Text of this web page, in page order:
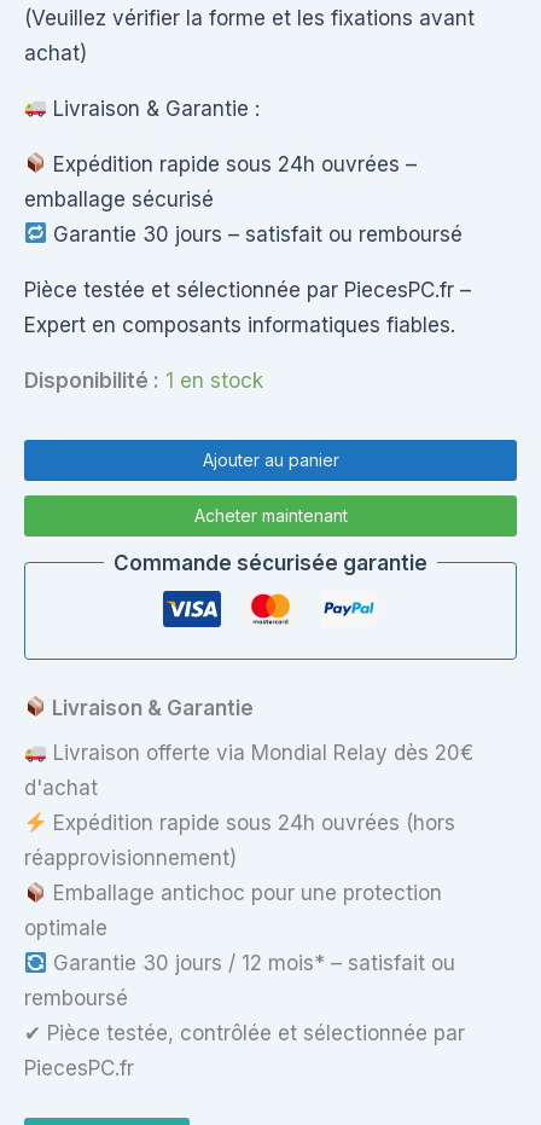
(Veuillez vérifier la forme et les fixations avant
achat)
Livraison & Garantie :
Expédition rapide sous 24h ouvrées –
emballage sécurisé
Garantie 30 jours – satisfait ou remboursé
Pièce testée et sélectionnée par PiecesPC.fr –
Expert en composants informatiques fiables.
Disponibilité : 1 en stock
LCD
FRONT
Ajouter au panier
Acheter maintenant
Commande sécurisée garantie
Livraison & Garantie
Livraison offerte via Mondial Relay dès 20€
d'achat
Expédition rapide sous 24h ouvrées (hors
réapprovisionnement)
Emballage antichoc pour une protection
optimale
Garantie 30 jours / 12 mois* – satisfait ou
remboursé
✔ Pièce testée, contrôlée et sélectionnée par
PiecesPC.fr